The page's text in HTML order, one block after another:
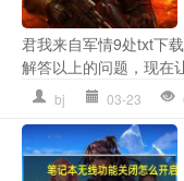
君我来自军情9处txt下
解答以上的问题，现在
bj 03-23